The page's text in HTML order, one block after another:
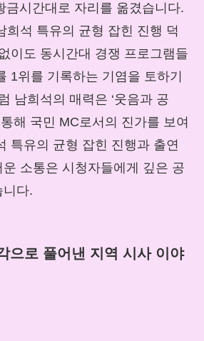
금시간대로 자리를 옮겼습니다.
희석 특유의 균형 잡힌 진행 덕
이도 동시간대 경쟁 프로그램들
1위를 기록하는 기염을 토하기
남희석의 매력은 ‘웃음과 공
해 국민 MC로서의 진가를 보여
특유의 균형 잡힌 진행과 출연
소통은 시청자들에게 깊은 공
니다.
으로 풀어낸 지역 시사 이야